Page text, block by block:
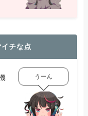
チな点
うーん